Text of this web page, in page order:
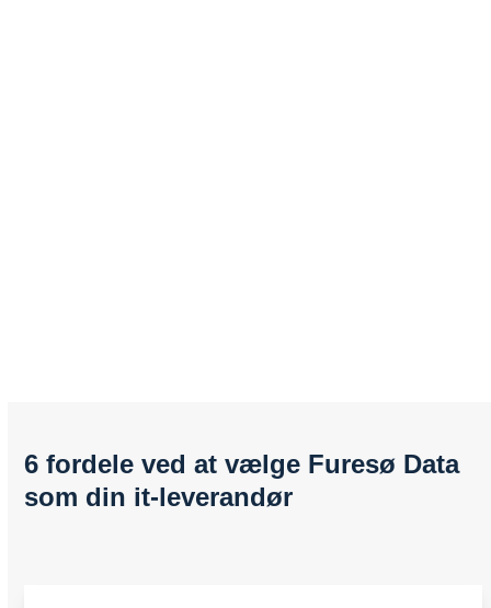
6 fordele ved at vælge Furesø Data
som din it-leverandør